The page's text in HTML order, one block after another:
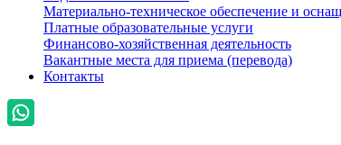
Материально-техническое обеспечение и
Платные образовательные услуги
Финансово-хозяйственная деятельность
Вакантные места для приема (перевода)
Контакты